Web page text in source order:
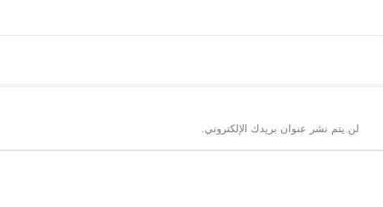
لن يتم نشر عنوان بريدك الإلكتروني.